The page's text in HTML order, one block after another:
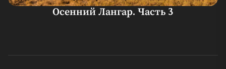
Осенний Лангар. Часть 3